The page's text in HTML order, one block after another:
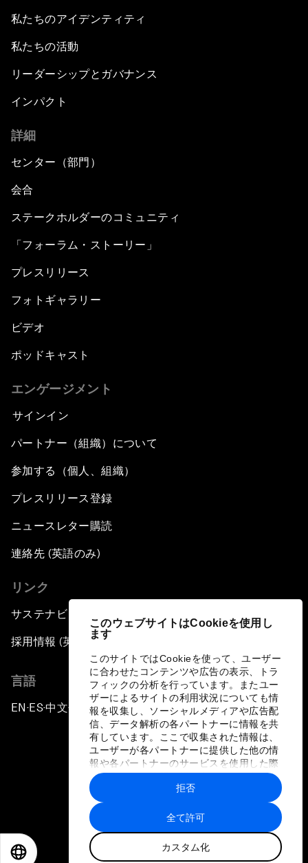
このウェブサイトはCookieを使用し
ます
このサイトではCookieを使って、ユーザー
に合わせたコンテンツや広告の表示、トラ
フィックの分析を行っています。またユー
ザーによるサイトの利用状況についても情
報を収集し、ソーシャルメディアや広告配
信、データ解析の各パートナーに情報を共
有しています。ここで収集された情報は、
ユーザーが各パートナーに提供した他の情
報や各パートナーのサービスを使用した際
に収集された情報と組み合わされ、各パー
トナーによって使用されることがありま
す。
全て許可
カスタム化
拒否
私たちのアイデンティティ
私たちの活動
リーダーシップとガバナンス
インパクト
詳細
センター（部門）
会合
ステークホルダーのコミュニティ
「フォーラム・ストーリー」
プレスリリース
フォトギャラリー
ビデオ
ポッドキャスト
エンゲージメント
サインイン
パートナー（組織）について
参加する（個人、組織）
プレスリリース登録
ニュースレター購読
連絡先 (英語のみ)
リンク
サステナビリティへの取り組み
採用情報 (英語のみ)
言語
EN ▪ES▪中文▪ 日本語
プライバシーポリシーと利用規約
サイトマップ
©
世界経済フォーラム